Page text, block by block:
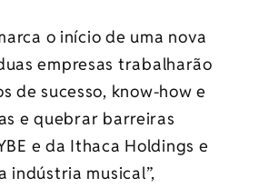
o início de uma nova
empresas trabalharão
de sucesso, know-how e
e quebrar barreiras
e da Ithaca Holdings e
indústria musical”,